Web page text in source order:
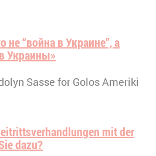
не “война в Украине”, а
Украины»
Sasse for Golos Ameriki
mit der
dazu?